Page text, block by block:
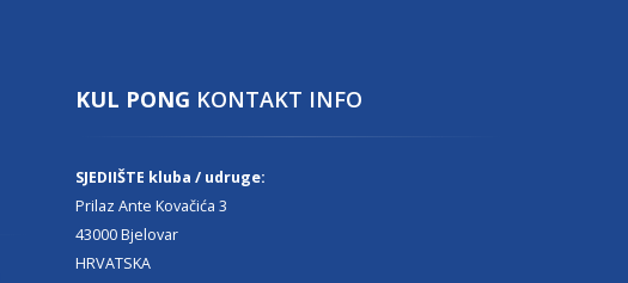
KUL PONG KONTAKT INFO
SJEDIIŠTE kluba / udruge:
Prilaz Ante Kovačića 3
43000 Bjelovar
HRVATSKA